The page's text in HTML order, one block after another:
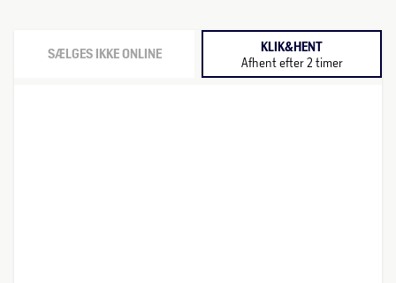
SÆLGES IKKE ONLINE KLIK&HENT
Afhent efter 2 timer